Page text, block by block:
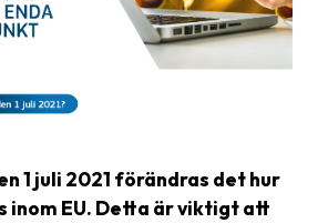
1 juli 2021 förändras det hur
inom EU. Detta är viktigt att